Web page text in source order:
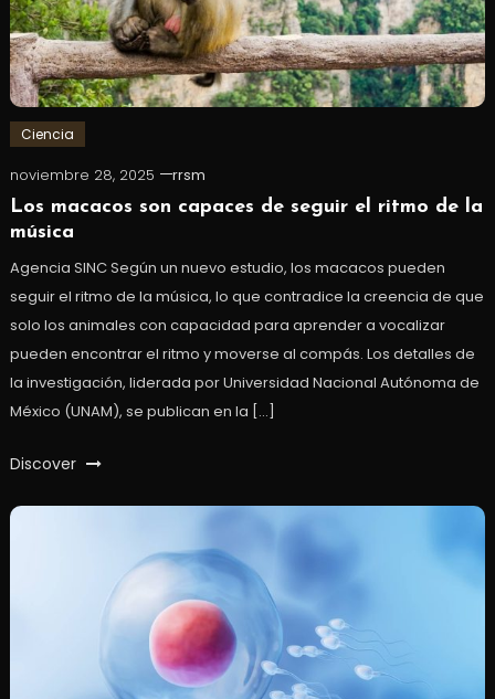
Ciencia
noviembre 28, 2025
rrsm
Los macacos son capaces de seguir el ritmo de la
música
Agencia SINC Según un nuevo estudio, los macacos pueden
seguir el ritmo de la música, lo que contradice la creencia de que
solo los animales con capacidad para aprender a vocalizar
pueden encontrar el ritmo y moverse al compás. Los detalles de
la investigación, liderada por Universidad Nacional Autónoma de
México (UNAM), se publican en la […]
Discover